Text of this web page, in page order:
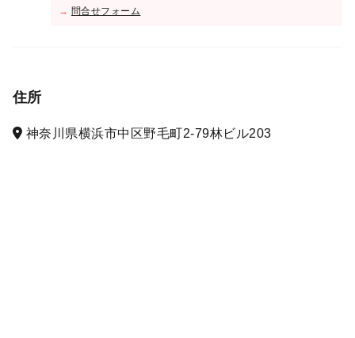
→ 問合せフォーム
住所
神奈川県横浜市中区野毛町2-79林ビル203